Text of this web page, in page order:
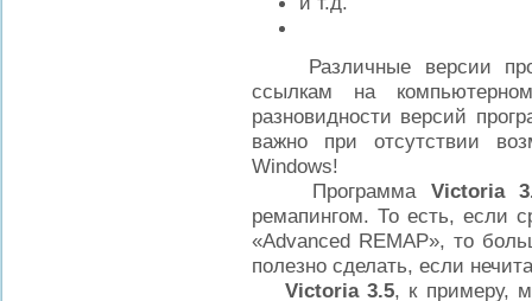
Различные версии
ссылкам на
разновидности версий
важно при отсутствии
Windows!
Программа Victoria
ремапингом. То есть, если
«Advanced REMAP», то
полезно сделать, если
Victoria 3.5, к примеру,